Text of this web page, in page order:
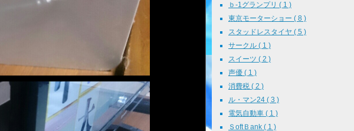
ｂ-1グランプリ ( 1 )
東京モーターショー ( 8 )
スタッドレスタイヤ ( 5 )
サークル ( 1 )
スイーツ ( 2 )
声優 ( 1 )
消費税 ( 2 )
ル・マン24 ( 3 )
電気自動車 ( 1 )
ＳoftＢank ( 1 )